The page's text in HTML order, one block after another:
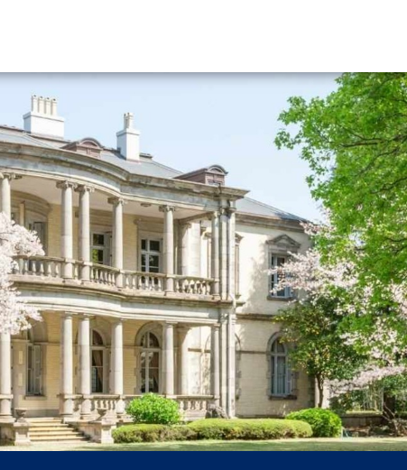
資料請求
大学・短大の資料種類から請求
大学パンフ
学部・学科パンフ
総合型選抜・学校推薦型選抜 募集要項＆願書
大学入学共通テスト利用選抜の募集要項＆
大学・短大以外の資料から請求
専門学校の資料請求 大学院の資料請求
大学入学共通テスト「受験案内」の請求
大学入学共通テスト「受験上の配慮案内」